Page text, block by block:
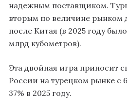
надежным поставщиком.
вторым по величине рынком
после Китая (в 2025 году
млрд кубометров).
Эта двойная игра приносит
России на турецком рынке с
37% в 2025 году.